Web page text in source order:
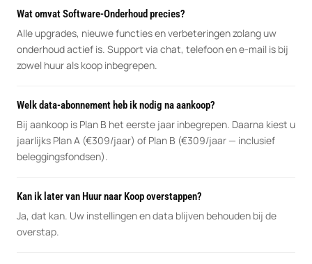
Wat omvat Software-Onderhoud precies?
Alle upgrades, nieuwe functies en verbeteringen zolang uw
onderhoud actief is. Support via chat, telefoon en e-mail is bij
zowel huur als koop inbegrepen.
Welk data-abonnement heb ik nodig na aankoop?
Bij aankoop is Plan B het eerste jaar inbegrepen. Daarna kiest u
jaarlijks Plan A (€309/jaar) of Plan B (€309/jaar — inclusief
beleggingsfondsen).
Kan ik later van Huur naar Koop overstappen?
Ja, dat kan. Uw instellingen en data blijven behouden bij de
overstap.